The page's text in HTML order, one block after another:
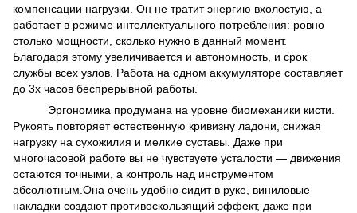
компенсации нагрузки. Он не тратит энергию вхолостую, а
работает в режиме интеллектуального потребления: ровно
столько мощности, сколько нужно в данный момент.
Благодаря этому увеличивается и автономность, и срок
службы всех узлов. Работа на одном аккумуляторе составляет
до 3х часов беспрерывной работы.
Эргономика продумана на уровне биомеханики кисти.
Рукоять повторяет естественную кривизну ладони, снижая
нагрузку на сухожилия и мелкие суставы. Даже при
многочасовой работе вы не чувствуете усталости — движения
остаются точными, а контроль над инструментом
абсолютным.Она очень удобно сидит в руке, виниловые
накладки создают противоскользящий эффект, даже при